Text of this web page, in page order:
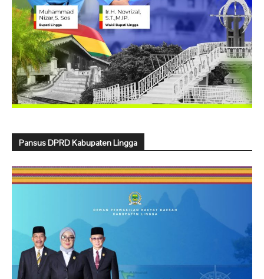
Pansus DPRD Kabupaten Lingga